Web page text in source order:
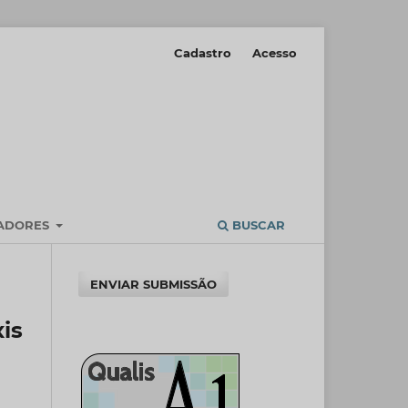
BUSCAR
Cadastro Acesso
ENVIAR SUBMISSÃO